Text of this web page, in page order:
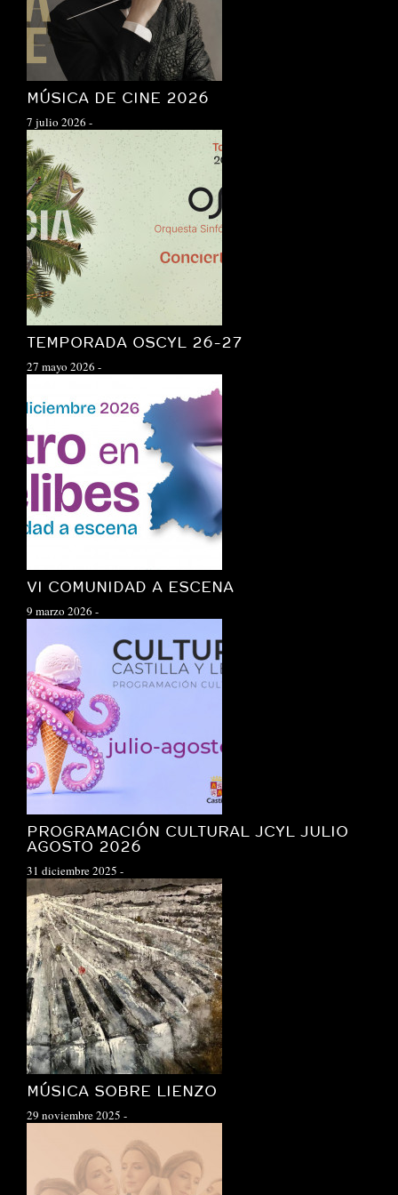
MÚSICA DE CINE 2026
7 julio 2026 -
TEMPORADA OSCYL 26-27
27 mayo 2026 -
VI COMUNIDAD A ESCENA
9 marzo 2026 -
PROGRAMACIÓN CULTURAL JCYL JULIO
AGOSTO 2026
31 diciembre 2025 -
MÚSICA SOBRE LIENZO
29 noviembre 2025 -